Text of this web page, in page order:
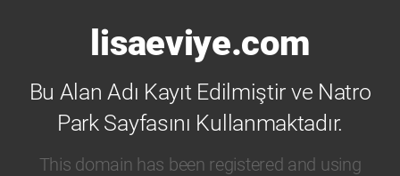
lisaeviye.com
Bu Alan Adı Kayıt Edilmiştir ve Natro
Park Sayfasını Kullanmaktadır.
This domain has been registered and using